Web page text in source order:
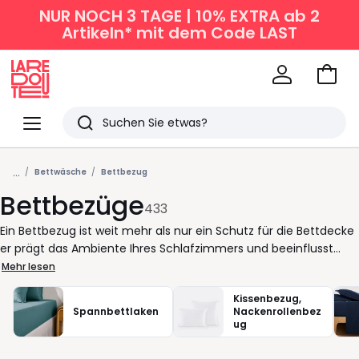
NUR NOCH 3 TAGE | 10% EXTRA ab 2
Artikeln* mit dem Code LAST
Menü
Redoute
Suchen
Zuletzt
angesehen
Artikel
Zum
... Bettwäsche Bettbezug
Bettbezüge433
Ein Bettbezug ist weit mehr als nur ein Schutz für die Bettdecke
er prägt das Ambiente Ihres Schlafzimmers und beeinflusst
direkt Ihr Wohlgefühl in der Nacht. Ob Sie morgens erfrischt
aufwachen oder sich abends auf kuschelige Momente freuen
die richtige Bettwäsche macht den Unterschied. Bei La Redoute
finden Sie zahlreiche Optionen, die sich ganz nach Ihrem Stil
und Alltag richten. Mag es bequem und pflegeleicht? Ein Modell
Mehr lesen
Spannbettlaken
Kissenbezug,
Nackenrollenbez
ug